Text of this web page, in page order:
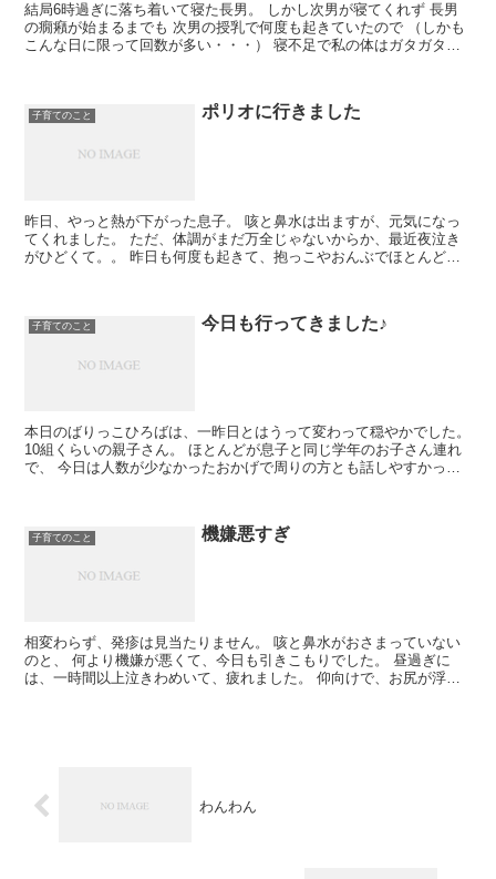
結局6時過ぎに落ち着いて寝た長男。 しかし次男が寝てくれず 長男
の癇癪が始まるまでも 次男の授乳で何度も起きていたので （しかも
こんな日に限って回数が多い・・・） 寝不足で私の体はガタガタで
子育てのこと ポリオに行きました
昨日、やっと熱が下がった息子。 咳と鼻水は出ますが、元気になっ
てくれました。 ただ、体調がまだ万全じゃないからか、最近夜泣き
がひどくて。。 昨日も何度も起きて、抱っこやおんぶでほとんど眠
子育てのこと 今日も行ってきました♪
本日のばりっこひろばは、一昨日とはうって変わって穏やかでした。
10組くらいの親子さん。 ほとんどが息子と同じ学年のお子さん連れ
で、 今日は人数が少なかったおかげで周りの方とも話しやすかった
子育てのこと 機嫌悪すぎ
相変わらず、発疹は見当たりません。 咳と鼻水がおさまっていない
のと、 何より機嫌が悪くて、今日も引きこもりでした。 昼過ぎに
は、一時間以上泣きわめいて、疲れました。 仰向けで、お尻が浮く
わんわん